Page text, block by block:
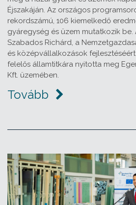
Éjszakáján. Az országos
rekordszámú, 106 kiemelkedő
gyáregység és üzem mutatkozik be.
Szabados Richárd, a
és középvállalkozások
felelős államtitkára nyitotta meg
Kft. üzemében.
Tovább